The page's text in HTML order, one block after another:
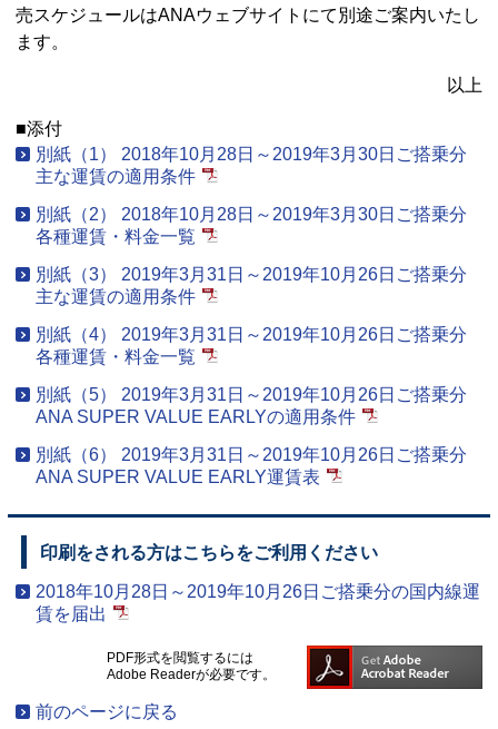
売スケジュールはANAウェブサイトにて別途ご案内いたし
ます。
以上
■添付
別紙（1） 2018年10月28日～2019年3月30日ご搭乗分
主な運賃の適用条件
別紙（2） 2018年10月28日～2019年3月30日ご搭乗分
各種運賃・料金一覧
別紙（3） 2019年3月31日～2019年10月26日ご搭乗分
主な運賃の適用条件
別紙（4） 2019年3月31日～2019年10月26日ご搭乗分
各種運賃・料金一覧
別紙（5） 2019年3月31日～2019年10月26日ご搭乗分
ANA SUPER VALUE EARLYの適用条件
別紙（6） 2019年3月31日～2019年10月26日ご搭乗分
ANA SUPER VALUE EARLY運賃表
印刷をされる方はこちらをご利用ください
2018年10月28日～2019年10月26日ご搭乗分の国内線運
賃を届出
PDF形式を閲覧するには
Adobe Readerが必要です。
前のページに戻る